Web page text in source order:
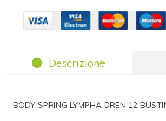
Descrizione
BODY SPRING LYMPHA DREN 12